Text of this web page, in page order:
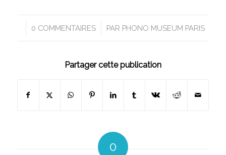
0 COMMENTAIRES
/ PAR PHONO MUSEUM PARIS
Partager cette publication
0